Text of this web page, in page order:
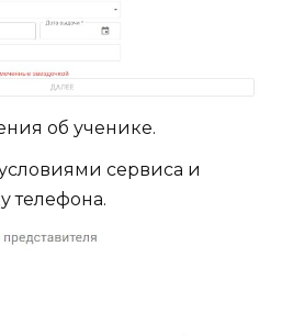
об ученике.
сервиса и
телефона.